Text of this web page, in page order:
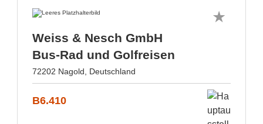
Weiss & Nesch GmbH
Bus-Rad und Golfreisen
72202 Nagold, Deutschland
B6.410